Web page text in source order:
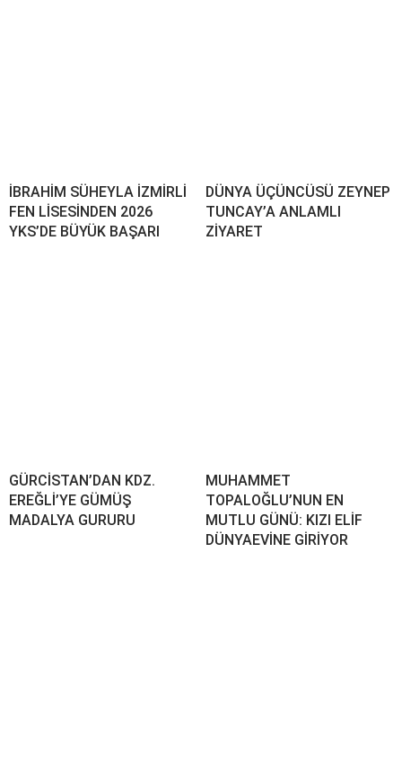
İBRAHİM SÜHEYLA İZMİRLİ
FEN LİSESİNDEN 2026
YKS’DE BÜYÜK BAŞARI
DÜNYA ÜÇÜNCÜSÜ ZEYNEP
TUNCAY’A ANLAMLI
ZİYARET
GÜRCİSTAN’DAN KDZ.
EREĞLİ’YE GÜMÜŞ
MADALYA GURURU
MUHAMMET
TOPALOĞLU’NUN EN
MUTLU GÜNÜ: KIZI ELİF
DÜNYAEVİNE GİRİYOR